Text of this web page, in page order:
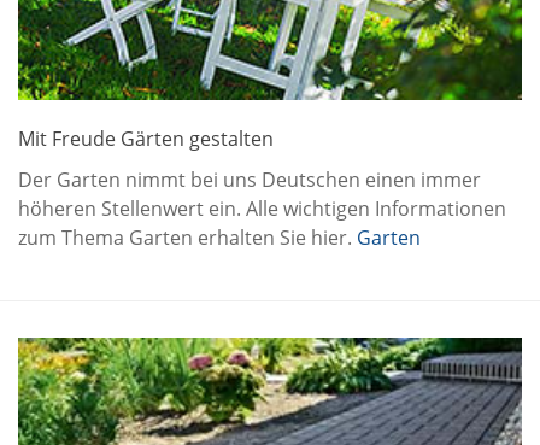
Mit Freude Gärten gestalten
Der Garten nimmt bei uns Deutschen einen immer
höheren Stellenwert ein. Alle wichtigen Informationen
zum Thema Garten erhalten Sie hier. Garten